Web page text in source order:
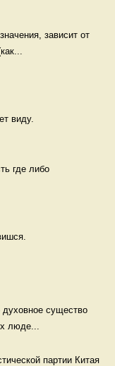
зависит от
виду.
где либо
существо
люде...
партии Китая